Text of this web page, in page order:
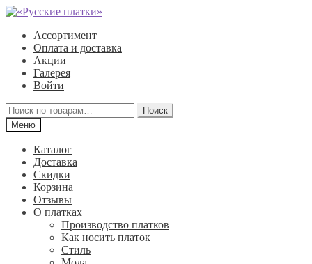
Перейти
навигации
Перейти
содержимому
Ассортимент
Оплата и доставка
Акции
Галерея
Войти
Искать:
Поиск
Меню
Каталог
Доставка
Скидки
Корзина
Отзывы
О платках
Производство платков
Как носить платок
Стиль